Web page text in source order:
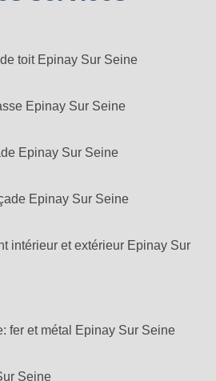
toit Epinay Sur Seine
Epinay Sur Seine
Epinay Sur Seine
Epinay Sur Seine
intérieur et extérieur Epinay Sur
fer et métal Epinay Sur Seine
Seine